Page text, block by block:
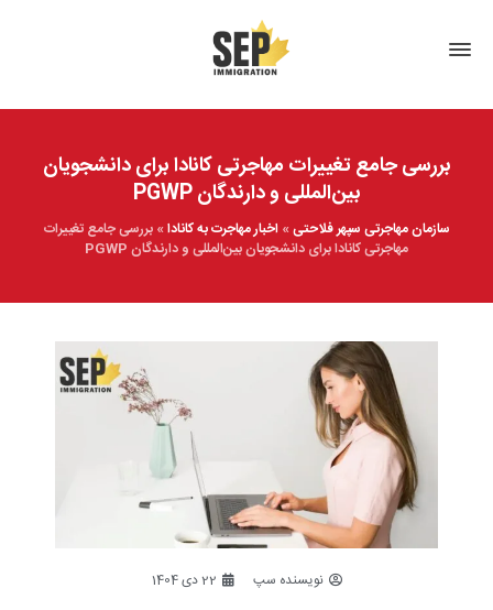
بررسی جامع تغییرات مهاجرتی کانادا برای دانشجویان
بین‌المللی و دارندگان PGWP
سازمان مهاجرتی سپهر فلاحتی»اخبار مهاجرت به کانادا»بررسی جامع تغییرات
مهاجرتی کانادا برای دانشجویان بین‌المللی و دارندگان PGWP
نویسنده سپ 22 دی 1404